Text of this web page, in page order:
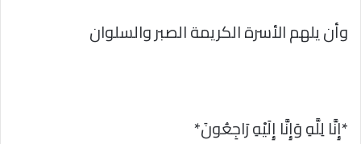
وأن يلهم الأسرة الكريمة الصبر والسلوان
*إِنَّا لِلَّهِ وَإِنَّا إِلَيْهِ رَاجِعُونَ*